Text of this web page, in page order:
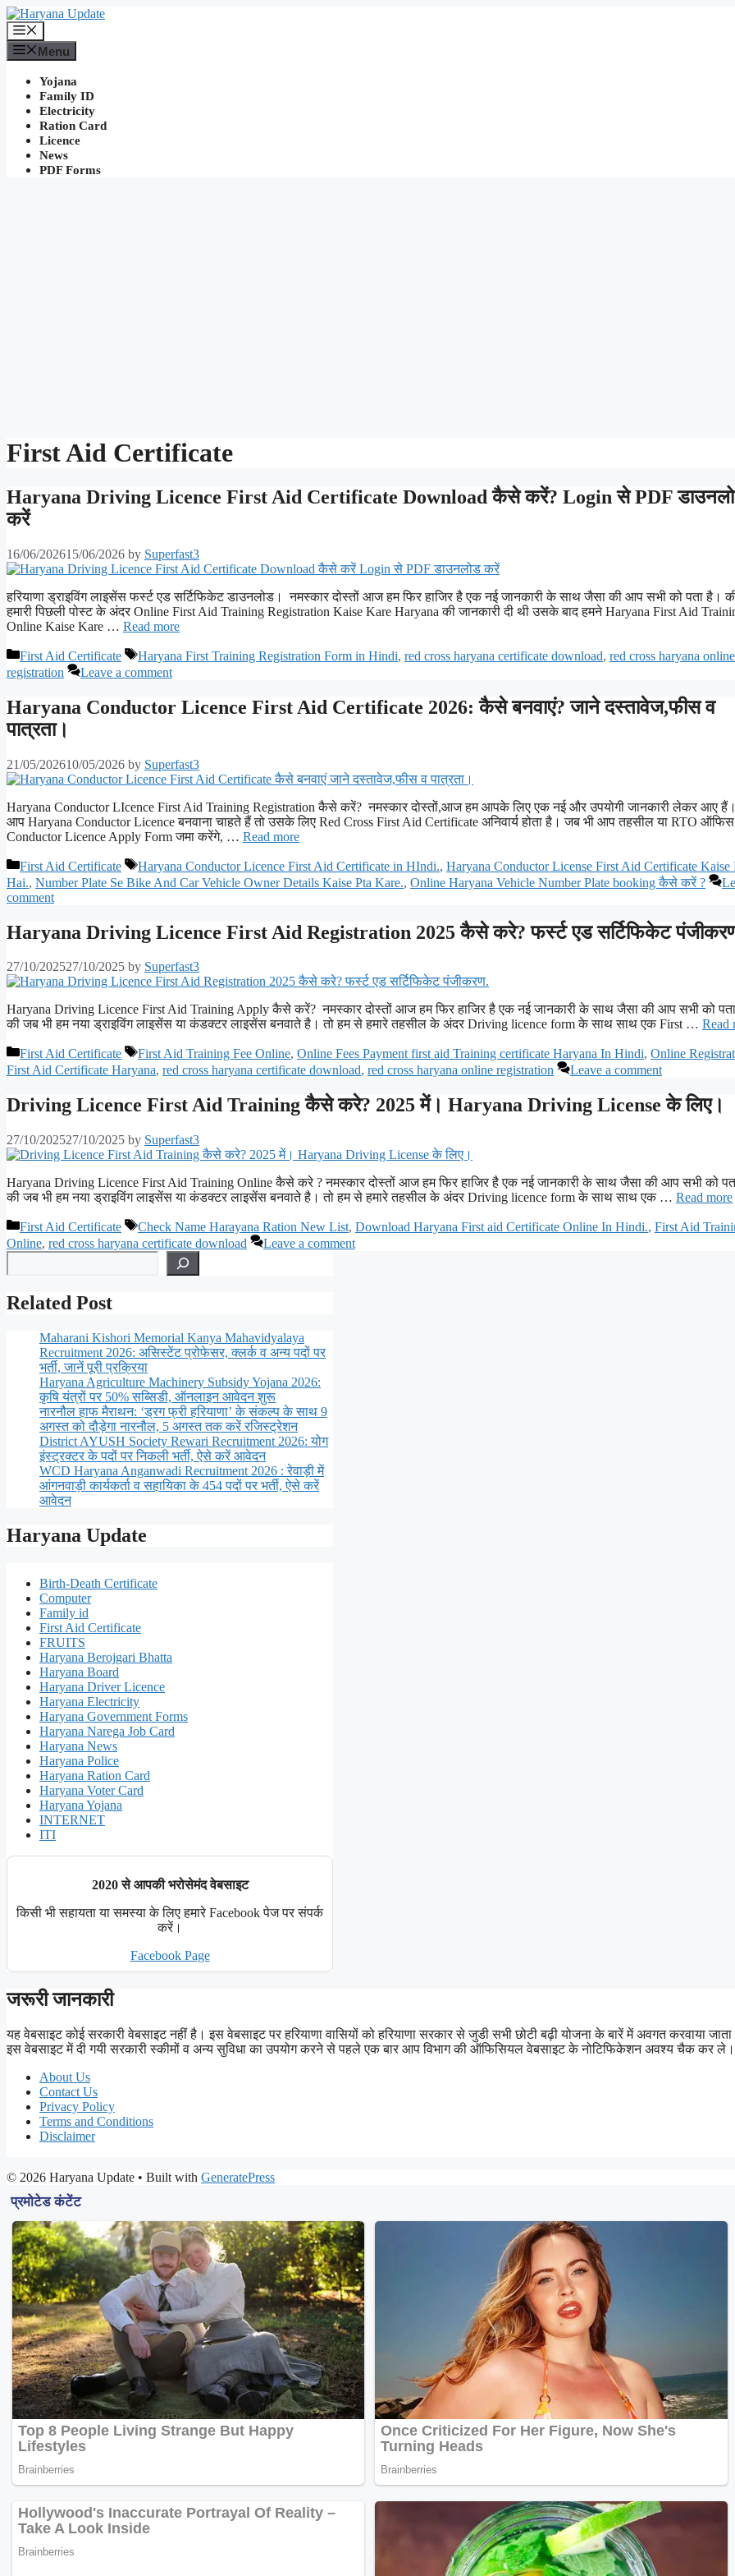
Skip
to
content
Menu
Yojana
Family ID
Electricity
Ration Card
Licence
News
PDF Forms
First Aid Certificate
Haryana Driving Licence First Aid Certificate Download कैसे करें? Login से PDF
करें
16/06/202615/06/2026 by Superfast3
हरियाणा ड्राइविंग लाइसेंस फर्स्ट एड सर्टिफिकेट डाउनलोड। नमस्कार दोस्तों आज हम फिर हाजिर है एक नई जानकारी के साथ जैसा की आप सभी को पता है।
हमारी पिछली पोस्ट के अंदर Online First Aid Training Registration Kaise Kare Haryana की जानकारी दी थी उसके बाद हमने Haryana First Aid
Online Kaise Kare … Read more
Categories
First Aid Certificate Tags
Haryana First Training Registration Form in Hindi, red cross haryana certificate download, red cross haryana online
registration
Leave a comment
Haryana Conductor Licence First Aid Certificate 2026: कैसे बनवाएं? जाने दस्तावेज,फीस व
पात्रता।
21/05/202610/05/2026 by Superfast3
Haryana Conductor LIcence First Aid Training Registration कैसे करें? नमस्कार दोस्तों,आज हम आपके लिए एक नई और उपयोगी जानकारी लेकर आए
आप Haryana Conductor Licence बनवाना चाहते हैं तो उसके लिए Red Cross First Aid Certificate अनिवार्य होता है। जब भी आप तहसील या RTO
Conductor Licence Apply Form जमा करेंगे, … Read more
Categories
First Aid Certificate Tags
Haryana Conductor Licence First Aid Certificate in HIndi., Haryana Conductor License First Aid Certificate Kaise
Hai., Number Plate Se Bike And Car Vehicle Owner Details Kaise Pta Kare., Online Haryana Vehicle Number Plate booking कैसे करें ?
comment
Haryana Driving Licence First Aid Registration 2025 कैसे करे? फर्स्ट एड सर्टिफिकेट
27/10/202527/10/2025 by Superfast3
Haryana Driving Licence First Aid Training Apply कैसे करें? नमस्कार दोस्तों आज हम फिर हाजिर है एक नई जानकारी के साथ जैसा की आप सभी को
की जब भी हम नया ड्राइविंग लाइसेंस या कंडक्टर लाइसेंस बनवाते है। तो हम से हमारे तहसील के अंदर Driving licence form के साथ साथ एक First … Read
Categories
First Aid Certificate Tags
First Aid Training Fee Online, Online Fees Payment first aid Training certificate Haryana In Hindi, Online
First Aid Certificate Haryana, red cross haryana certificate download, red cross haryana online registration Leave a comment
Driving Licence First Aid Training कैसे करे? 2025 में। Haryana Driving License के लिए।
27/10/202527/10/2025 by Superfast3
Haryana Driving Licence First Aid Training Online कैसे करे ? नमस्कार दोस्तों आज हम फिर हाजिर है एक नई जानकारी के साथ जैसा की आप सभी को
की जब भी हम नया ड्राइविंग लाइसेंस या कंडक्टर लाइसेंस बनवाते है। तो हम से हमारे तहसील के अंदर Driving licence form के साथ साथ एक … Read more
Categories
First Aid Certificate Tags
Check Name Harayana Ration New List, Download Haryana First aid Certificate Online In Hindi., First Aid
Online, red cross haryana certificate download
Leave a comment
Search
Related Post
Maharani Kishori Memorial Kanya Mahavidyalaya
Recruitment 2026: असिस्टेंट प्रोफेसर, क्लर्क व अन्य पदों पर
भर्ती, जानें पूरी प्रक्रिया
Haryana Agriculture Machinery Subsidy Yojana 2026:
कृषि यंत्रों पर 50% सब्सिडी, ऑनलाइन आवेदन शुरू
नारनौल हाफ मैराथन: ‘ड्रग फ्री हरियाणा’ के संकल्प के साथ 9
अगस्त को दौड़ेगा नारनौल, 5 अगस्त तक करें रजिस्ट्रेशन
District AYUSH Society Rewari Recruitment 2026: योग
इंस्ट्रक्टर के पदों पर निकली भर्ती, ऐसे करें आवेदन
WCD Haryana Anganwadi Recruitment 2026 : रेवाड़ी में
आंगनवाड़ी कार्यकर्ता व सहायिका के 454 पदों पर भर्ती, ऐसे करें
आवेदन
Haryana Update
Birth-Death Certificate
Computer
Family id
First Aid Certificate
FRUITS
Haryana Berojgari Bhatta
Haryana Board
Haryana Driver Licence
Haryana Electricity
Haryana Government Forms
Haryana Narega Job Card
Haryana News
Haryana Police
Haryana Ration Card
Haryana Voter Card
Haryana Yojana
INTERNET
ITI
2020 से आपकी भरोसेमंद वेबसाइट
किसी भी सहायता या समस्या के लिए हमारे Facebook पेज पर संपर्क
करें।
Facebook Page
जरूरी जानकारी
यह वेबसाइट कोई सरकारी वेबसाइट नहीं है। इस वेबसाइट पर हरियाणा वासियों को हरियाणा सरकार से जुडी सभी छोटी बढ़ी योजना के बारें में अवगत करवाया
इस वेबसाइट में दी गयी सरकारी स्कीमों व अन्य सुविधा का उपयोग करने से पहले एक बार आप विभाग की ऑफिसियल वेबसाइट के नोटिफिकेशन अवश्य चैक कर ले।
About Us
Contact Us
Privacy Policy
Terms and Conditions
Disclaimer
© 2026 Haryana Update • Built with GeneratePress